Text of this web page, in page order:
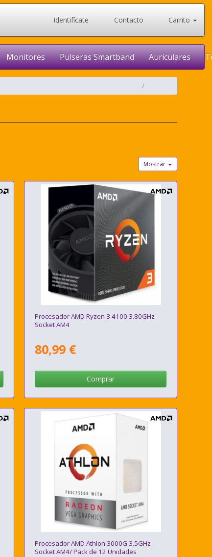
Identifícate Contacto Carrito
Monitores Pulseras Smartband Auriculares
Mostrar
Procesador AMD Ryzen 3 4100 3.80GHz
Socket AM4
80,99 €
Comprar
Procesador AMD Athlon 3000G 3.5GHz
Socket AM4/ Pack de 12 Unidades